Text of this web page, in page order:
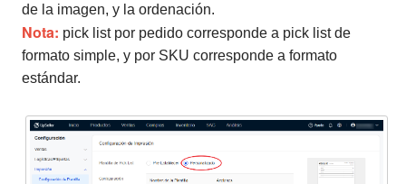
de la imagen, y la ordenación.
Nota: pick list por pedido corresponde a pick list de
formato simple, y por SKU corresponde a formato
estándar.